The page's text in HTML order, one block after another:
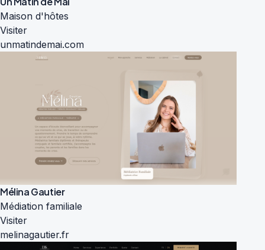
Maison d'hôtes
Visiter
unmatindemai.com
Mélina Gautier
Médiation familiale
Visiter
melinagautier.fr